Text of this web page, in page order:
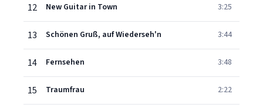
12 New Guitar in Town 3:25
13 Schönen Gruß, auf Wiederseh'n 3:44
14 Fernsehen 3:48
15 Traumfrau 2:22